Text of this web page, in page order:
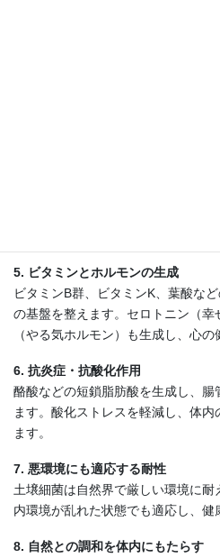
5. ビタミンとホルモンの生成
ビタミンB群、ビタミンK、葉酸な
の基盤を整えます。セロトニン（幸
（やる気ホルモン）も生成し、心の
6. 抗炎症・抗酸化作用
酪酸などの短鎖脂肪酸を生成し、腸
ます。酸化ストレスを軽減し、体内
ます。
7. 悪環境にも適応する耐性
土壌細菌は自然界で厳しい環境に
内環境が乱れた状態でも適応し、健
8. 自然との調和を体内にもたらす